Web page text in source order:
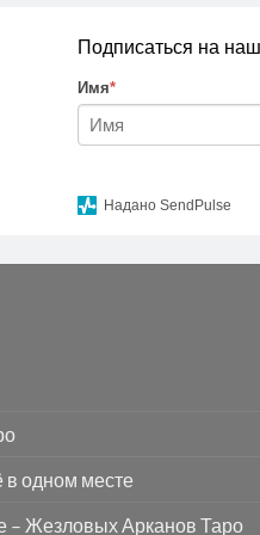
Подписаться на
Имя*
Надано SendPulse
в одном месте
– Жезловых Арканов Таро